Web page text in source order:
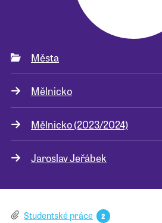
Pro školy
Příběhy našich sousedů
Města
Mělnicko
Mělnicko (2023/2024)
Jaroslav Jeřábek
Studentské práce 2